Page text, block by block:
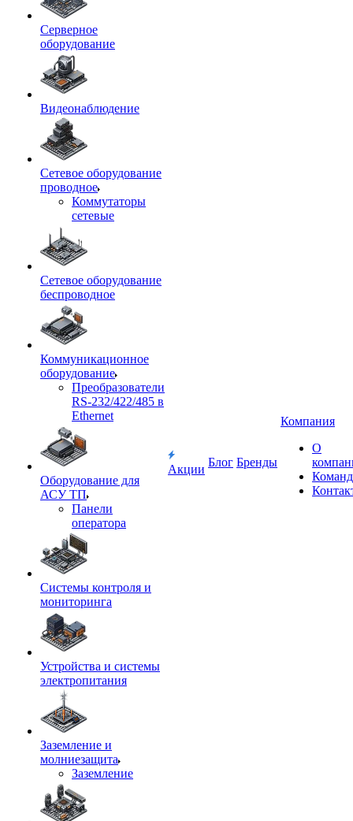
Серверное
оборудование
Видеонаблюдение
Сетевое оборудование
проводное
Коммутаторы
сетевые
Сетевое оборудование
беспроводное
Коммуникационное
оборудование
Преобразователи
RS-232/422/485 в
Ethernet
Оборудование для
АСУ ТП
Панели
оператора
Системы контроля и
мониторинга
Устройства и системы
электропитания
Заземление и
молниезащита
Заземление
Акции
Блог Бренды
Компания
О